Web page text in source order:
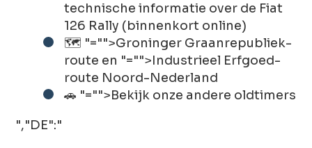
technische informatie over de Fiat
126 Rally (binnenkort online)
🗺️ "="">Groninger Graanrepubliek-
route en "="">Industrieel Erfgoed-
route Noord-Nederland
🚗 "="">Bekijk onze andere oldtimers
","DE":"